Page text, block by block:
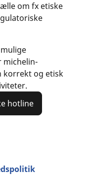
om fx etiske
korrekt og etisk
hotline